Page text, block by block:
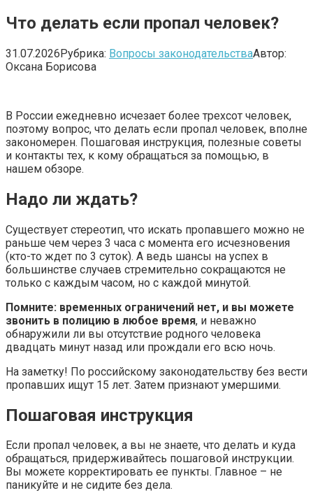
Что делать если пропал человек?
31.07.2026Рубрика: Вопросы законодательстваАвтор:
Оксана Борисова
В России ежедневно исчезает более трехсот человек,
поэтому вопрос, что делать если пропал человек, вполне
закономерен. Пошаговая инструкция, полезные советы
и контакты тех, к кому обращаться за помощью, в
нашем обзоре.
Надо ли ждать?
Существует стереотип, что искать пропавшего можно не
раньше чем через 3 часа с момента его исчезновения
(кто-то ждет по 3 суток). А ведь шансы на успех в
большинстве случаев стремительно сокращаются не
только с каждым часом, но с каждой минутой.
Помните: временных ограничений нет, и вы можете
звонить в полицию в любое время, и неважно
обнаружили ли вы отсутствие родного человека
двадцать минут назад или прождали его всю ночь.
На заметку! По российскому законодательству без вести
пропавших ищут 15 лет. Затем признают умершими.
Пошаговая инструкция
Если пропал человек, а вы не знаете, что делать и куда
обращаться, придерживайтесь пошаговой инструкции.
Вы можете корректировать ее пункты. Главное – не
паникуйте и не сидите без дела.